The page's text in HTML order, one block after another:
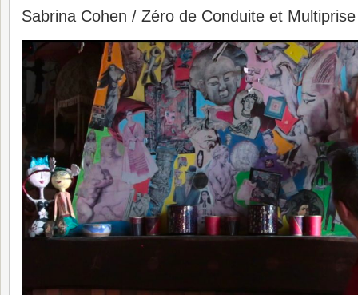
Sabrina Cohen / Zéro de Conduite et Multiprise